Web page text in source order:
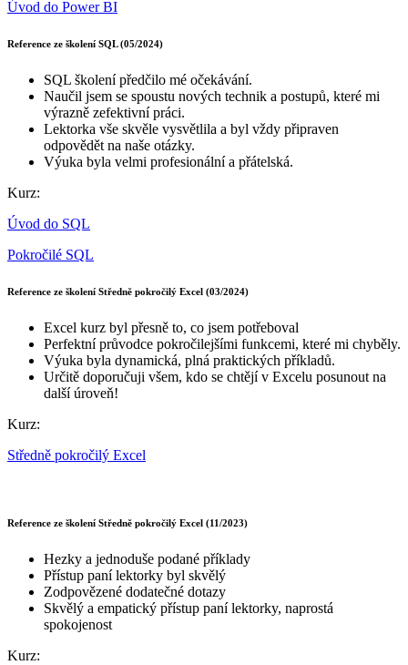
Úvod do Power BI
Reference ze školení SQL (05/2024)
SQL školení předčilo mé očekávání.
Naučil jsem se spoustu nových technik a postupů, které mi
výrazně zefektivní práci.
Lektorka vše skvěle vysvětlila a byl vždy připraven
odpovědět na naše otázky.
Výuka byla velmi profesionální a přátelská.
Kurz:
Úvod do SQL
Pokročilé SQL
Reference ze školení Středně pokročilý Excel (03/2024)
Excel kurz byl přesně to, co jsem potřeboval
Perfektní průvodce pokročilejšími funkcemi, které mi chyběly.
Výuka byla dynamická, plná praktických příkladů.
Určitě doporučuji všem, kdo se chtějí v Excelu posunout na
další úroveň!
Kurz:
Středně pokročilý Excel
Reference ze školení Středně pokročilý Excel (11/2023)
Hezky a jednoduše podané příklady
Přístup paní lektorky byl skvělý
Zodpovězené dodatečné dotazy
Skvělý a empatický přístup paní lektorky, naprostá
spokojenost
Kurz: